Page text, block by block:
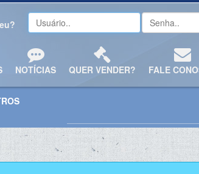
NOTÍCIAS QUER VENDER? FALE